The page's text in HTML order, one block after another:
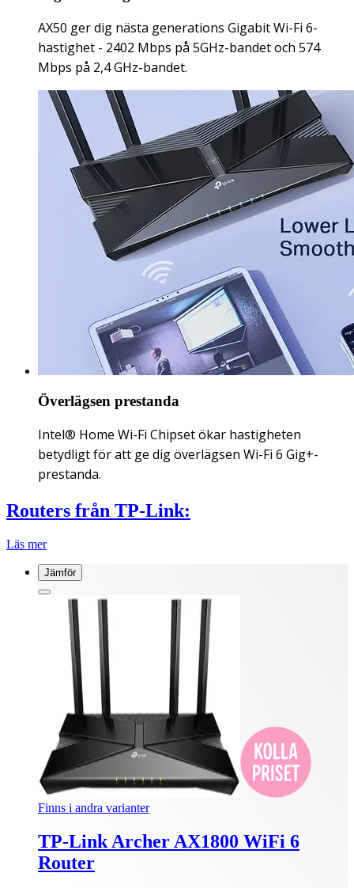
AX50 ger dig nästa generations Gigabit Wi-Fi 6-
hastighet - 2402 Mbps på 5GHz-bandet och 574
Mbps på 2,4 GHz-bandet.
Överlägsen prestanda
Intel® Home Wi-Fi Chipset ökar hastigheten
betydligt för att ge dig överlägsen Wi-Fi 6 Gig+-
prestanda.
Routers från TP-Link:
Läs mer
Jämför
Finns i andra varianter
TP-Link Archer AX1800 WiFi 6
Router